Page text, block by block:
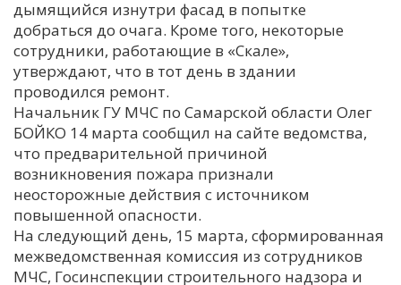
дымящийся изнутри фасад в попытке
добраться до очага. Кроме того, некоторые
сотрудники, работающие в «Скале»,
утверждают, что в тот день в здании
проводился ремонт.
Начальник ГУ МЧС по Самарской области Олег
БОЙКО 14 марта сообщил на сайте ведомства,
что предварительной причиной
возникновения пожара признали
неосторожные действия с источником
повышенной опасности.
На следующий день, 15 марта, сформированная
межведомственная комиссия из сотрудников
МЧС, Госинспекции строительного надзора и